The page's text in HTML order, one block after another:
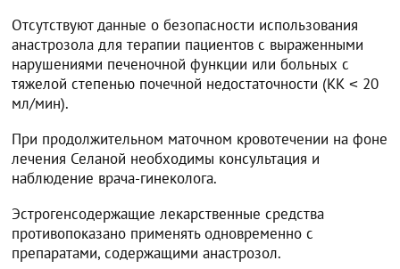
Отсутствуют данные о безопасности использования
анастрозола для терапии пациентов с выраженными
нарушениями печеночной функции или больных с
тяжелой степенью почечной недостаточности (КК ˂ 20
мл/мин).
При продолжительном маточном кровотечении на фоне
лечения Селаной необходимы консультация и
наблюдение врача-гинеколога.
Эстрогенсодержащие лекарственные средства
противопоказано применять одновременно с
препаратами, содержащими анастрозол.